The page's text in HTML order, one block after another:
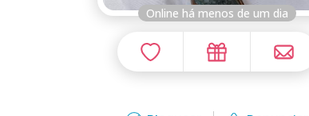
Online há menos de um dia